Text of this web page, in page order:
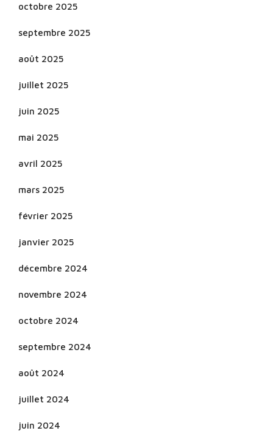
octobre 2025
septembre 2025
août 2025
juillet 2025
juin 2025
mai 2025
avril 2025
mars 2025
février 2025
janvier 2025
décembre 2024
novembre 2024
octobre 2024
septembre 2024
août 2024
juillet 2024
juin 2024